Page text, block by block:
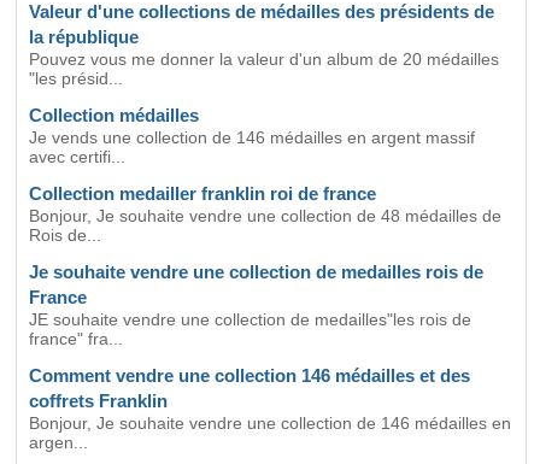
Valeur d'une collections de médailles des présidents de
la république
Pouvez vous me donner la valeur d'un album de 20 médailles
"les présid...
Collection médailles
Je vends une collection de 146 médailles en argent massif
avec certifi...
Collection medailler franklin roi de france
Bonjour, Je souhaite vendre une collection de 48 médailles de
Rois de...
Je souhaite vendre une collection de medailles rois de
France
JE souhaite vendre une collection de medailles"les rois de
france" fra...
Comment vendre une collection 146 médailles et des
coffrets Franklin
Bonjour, Je souhaite vendre une collection de 146 médailles en
argen...